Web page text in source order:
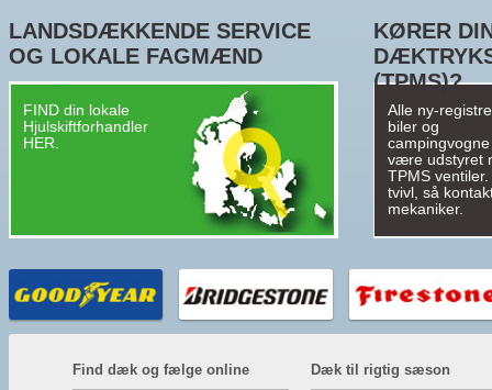
LANDSDÆKKENDE SERVICE
OG LOKALE FAGMÆND
FIND din lokale
Hjulskiftforhandler
HER.
KØRER
(TPMS)?
Alle ny-
biler og
campingvogne
være udstyret
TPMS
tvivl, så
mekaniker.
Find dæk og fælge online Dæk til rigtig sæson